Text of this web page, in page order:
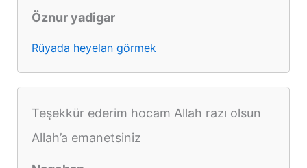
Öznur yadigar
Rüyada heyelan görmek
Teşekkür ederim hocam Allah razı olsun
Allah’a emanetsiniz